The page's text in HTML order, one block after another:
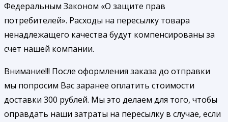
Федеральным Законом «О защите прав
потребителей». Расходы на пересылку товара
ненадлежащего качества будут компенсированы за
счет нашей компании.
Внимание!!! После оформления заказа до отправки
мы попросим Вас заранее оплатить стоимости
доставки 300 рублей. Мы это делаем для того, чтобы
оправдать наши затраты на пересылку в случае, если